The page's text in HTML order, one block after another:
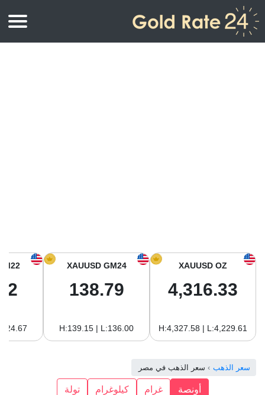
أسعار الذهب في أمريكا الجنوبية
XAUUSD OZ
4,316.33
H:4,327.58 | L:4,229.61
XAUUSD GM24
138.79
H:139.15 | L:136.00
سعر الذهب سعر الذهب في مصر
أونصة غرام كيلوغرام تولة